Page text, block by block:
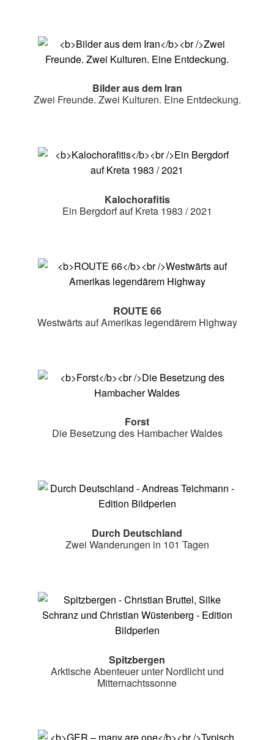
Bilder aus dem Iran
Zwei Freunde. Zwei Kulturen. Eine Entdeckung.
Kalochorafitis
Ein Bergdorf auf Kreta 1983 / 2021
ROUTE 66
Westwärts auf Amerikas legendärem Highway
Forst
Die Besetzung des Hambacher Waldes
Durch Deutschland
Zwei Wanderungen in 101 Tagen
Spitzbergen
Arktische Abenteuer unter Nordlicht und
Mitternachtssonne